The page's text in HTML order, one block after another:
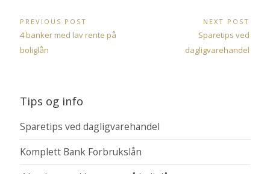
Post
navigation
PREVIOUS POST
Previous
Post:
4 banker med lav rente på
boliglån
NEXT POST
Next
Post:
Sparetips ved
dagligvarehandel
Tips og info
Sparetips ved dagligvarehandel
Komplett Bank Forbrukslån